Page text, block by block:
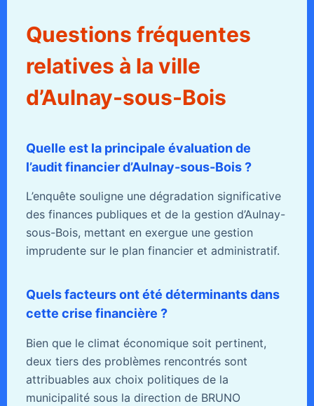
Questions fréquentes
relatives à la ville
d’Aulnay-sous-Bois
Quelle est la principale évaluation de
l’audit financier d’Aulnay-sous-Bois ?
L’enquête souligne une dégradation significative
des finances publiques et de la gestion d’Aulnay-
sous-Bois, mettant en exergue une gestion
imprudente sur le plan financier et administratif.
Quels facteurs ont été déterminants dans
cette crise financière ?
Bien que le climat économique soit pertinent,
deux tiers des problèmes rencontrés sont
attribuables aux choix politiques de la
municipalité sous la direction de BRUNO